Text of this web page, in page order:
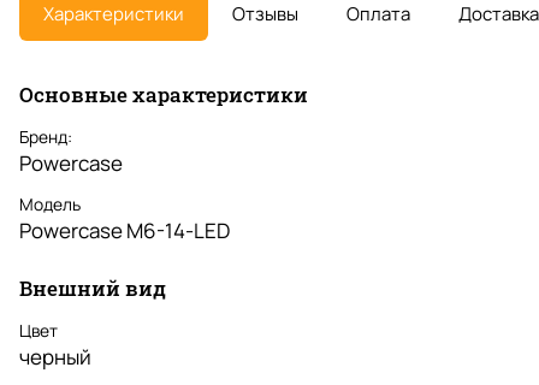
Характеристики Отзывы Оплата Доставка
Основные характеристики
Бренд:
Powercase
Модель
Powercase M6-14-LED
Внешний вид
Цвет
черный